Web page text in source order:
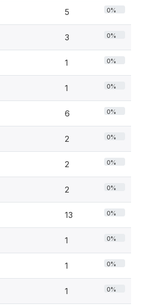
5 0%
3 0%
1 0%
1 0%
6 0%
2 0%
2 0%
2 0%
13 0%
1 0%
1 0%
1 0%